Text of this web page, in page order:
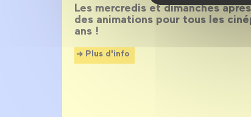
Les mercredis et dimanches
des animations pour tous les
ans !
Plus d'info